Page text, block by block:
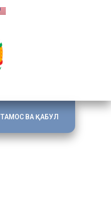
ТАМОС ВА ҚАБУЛ